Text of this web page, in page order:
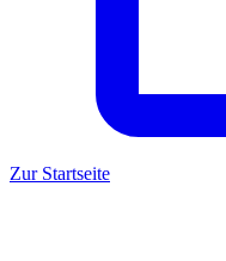
Zur Startseite